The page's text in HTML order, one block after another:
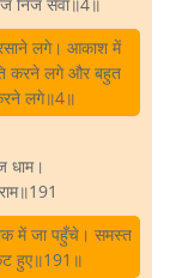
लगे। आकाश में
करने लगे और बहुत
लगे॥4॥
धाम।
में जा पहुँचे। समस्त
हुए॥191॥